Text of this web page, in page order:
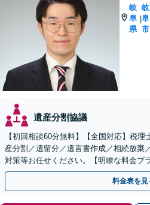
岐
阜
県
|
岐
阜
市
遺産分割協議
【初回相談60分無料】【全国対応】税
産分割／遺留分／遺言書作成／相続放棄
対策等お任せください。【明瞭な料金プ
話相談可】
料金表を見